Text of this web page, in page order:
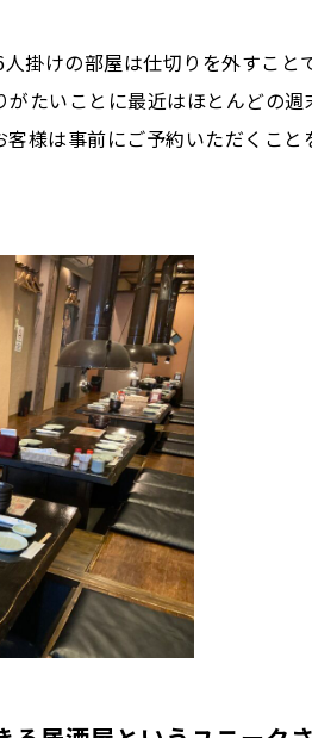
掛けの部屋は仕切りを外すこと
たいことに最近はほとんどの週
様は事前にご予約いただくこと